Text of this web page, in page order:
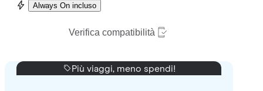
Always On incluso
Verifica compatibilità
Più viaggi, meno spendi!